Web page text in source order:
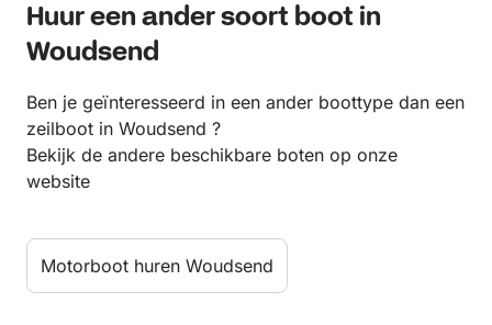
Huur een ander soort boot in
Woudsend
Ben je geïnteresseerd in een ander boottype dan een
zeilboot in Woudsend ?
Bekijk de andere beschikbare boten op onze
website
Motorboot huren Woudsend